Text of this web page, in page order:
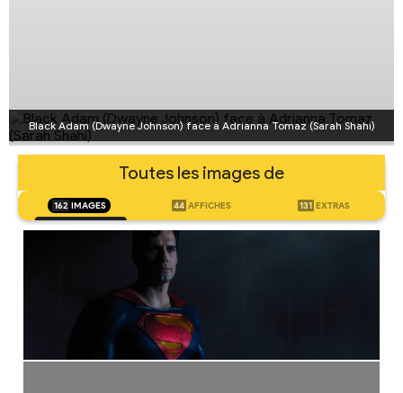
Black Adam (Dwayne Johnson) face à Adrianna Tomaz (Sarah Shahi)
Toutes les images de
162 IMAGES 44 AFFICHES 131 EXTRAS